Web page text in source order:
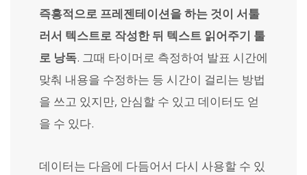
즉흥적으로 프레젠테이션을 하는 것이 서툴
러서 텍스트로 작성한 뒤 텍스트 읽어주기 툴
로 낭독. 그때 타이머로 측정하여 발표 시간에
맞춰 내용을 수정하는 등 시간이 걸리는 방법
을 쓰고 있지만, 안심할 수 있고 데이터도 얻
을 수 있다.
데이터는 다음에 다듬어서 다시 사용할 수 있